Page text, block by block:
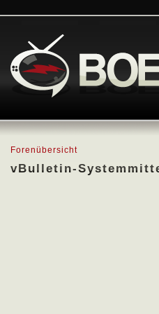
Forenübersicht
vBulletin-